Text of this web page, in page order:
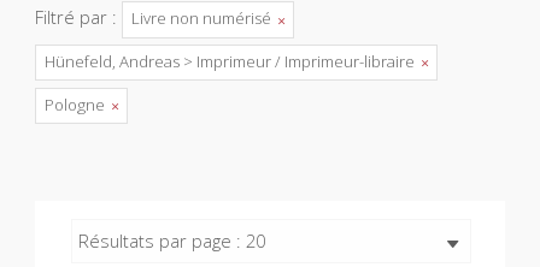
Filtré par :
Livre non numérisé
Hünefeld, Andreas > Imprimeur / Imprimeur-libraire
Pologne
Résultats par page : 20